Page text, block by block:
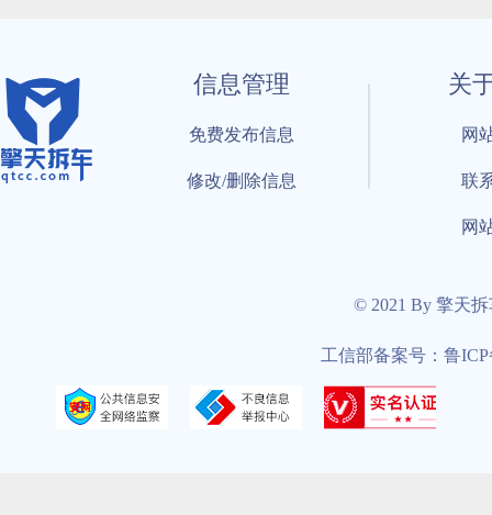
信息管理
免费发布信息
修改/删除信息
关
网
联
网
© 2021 By 擎天
工信部备案号：鲁